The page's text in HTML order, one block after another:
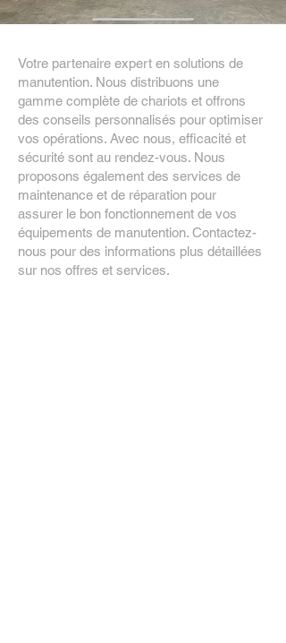
Votre partenaire expert en solutions de
manutention. Nous distribuons une
gamme complète de chariots et offrons
des conseils personnalisés pour optimiser
vos opérations. Avec nous, efficacité et
sécurité sont au rendez-vous. Nous
proposons également des services de
maintenance et de réparation pour
assurer le bon fonctionnement de vos
équipements de manutention. Contactez-
nous pour des informations plus détaillées
sur nos offres et services.